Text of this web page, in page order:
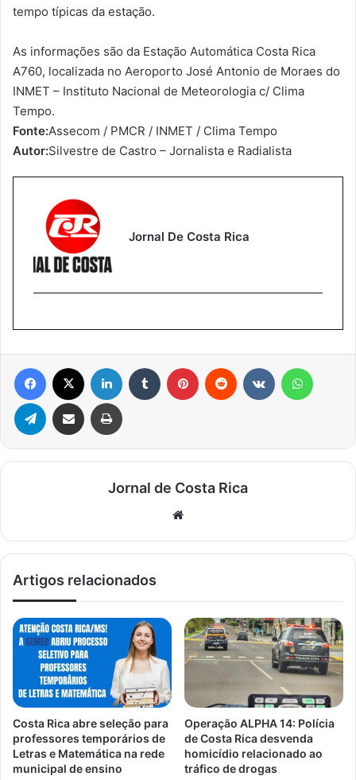
tempo típicas da estação.
As informações são da Estação Automática Costa Rica
A760, localizada no Aeroporto José Antonio de Moraes do
INMET – Instituto Nacional de Meteorologia c/ Clima
Tempo.
Fonte:Assecom / PMCR / INMET / Clima Tempo
Autor:Silvestre de Castro – Jornalista e Radialista
Jornal De Costa Rica
Facebook Linkedin Tumblr Pinterest Reddit
Telegram Compartilhar via e-mail Imprimir
Jornal de Costa Rica
Artigos relacionados
Costa Rica abre seleção para
professores temporários de
Letras e Matemática na rede
municipal de ensino
Operação ALPHA 14: Polícia
de Costa Rica desvenda
homicídio relacionado ao
tráfico de drogas